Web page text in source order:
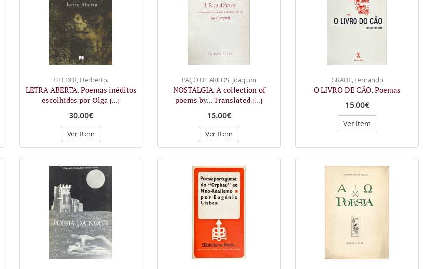
HELDER, Herberto.
LETRA ABERTA. Poemas inéditos
escolhidos por Olga [...]
30.00€
Ver Item
PAÇO DE ARCOS, Joaquim
NOSTALGIA. A collection of
poems by... Translated [...]
15.00€
Ver Item
GRADE, Fernando
O LIVRO DE CÃO. Poemas
15.00€
Ver Item